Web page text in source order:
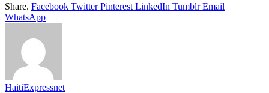
Share. Facebook Twitter Pinterest LinkedIn Tumblr Email
WhatsApp
HaitiExpressnet